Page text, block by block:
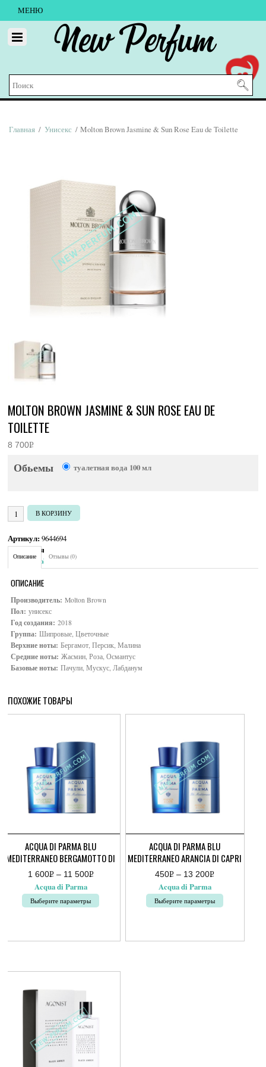
МЕНЮ
New Perfum
Главная / Унисекс / Molton Brown Jasmine & Sun Rose Eau de Toilette
MOLTON BROWN JASMINE & SUN ROSE EAU DE
TOILETTE
8 700Р
Обьемы туалетная вода 100 мл
Количество товара Molton Brown Jasmine & Sun Rose Eau de Toilette
В КОРЗИНУ
Артикул:9644694
Категория:
Brand:Molton Brown
Описание Отзывы (0)
ОПИСАНИЕ
Производитель: Molton Brown
Пол: унисекс
Год создания: 2018
Группа: Шипровые, Цветочные
Верхние ноты: Бергамот, Персик, Малина
Средние ноты: Жасмин, Роза, Османтус
Базовые ноты: Пачули, Мускус, Лабданум
ПОХОЖИЕ ТОВАРЫ
ACQUA DI PARMA BLU
MEDITERRANEO BERGAMOTTO DI
CALABRIA
1 600Р
УБ.
– 11 500Р
Диапазон
600руб.
Acqua di Parma
Выберите параметры
имеет
Опции
выбрать
ACQUA DI PARMA BLU
MEDITERRANEO ARANCIA DI CAPRI
450Р – 13 200Р
Диапазон
450руб.
Acqua di Parma
Выберите параметры
имеет